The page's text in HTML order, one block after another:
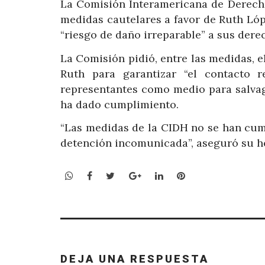
La Comisión Interamericana de
medidas cautelares a favor de Ruth
“riesgo de daño irreparable” a sus
La Comisión pidió, entre las medidas,
Ruth para garantizar “el contacto
representantes como medio para
ha dado cumplimiento.
“Las medidas de la CIDH no se han
detención incomunicada”, aseguró su
WhatsApp
Facebook
TwitterGoogle+LinkedInPinterest
DEJA UNA RESPUESTA